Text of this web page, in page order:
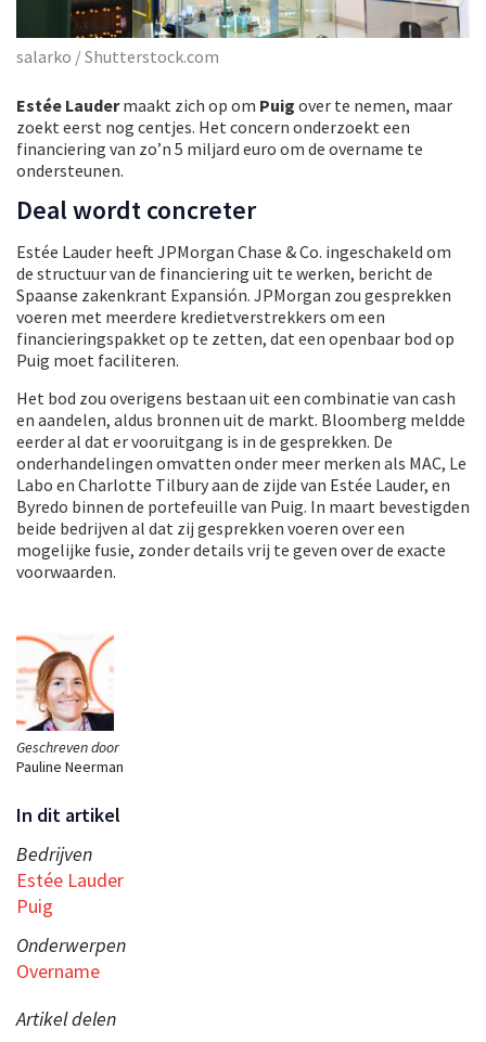
Geschreven door
Pauline Neerman
In dit artikel
Bedrijven
Estée Lauder
Puig
Onderwerpen
Overname
Artikel delen
salarko / Shutterstock.com
Estée Laudermaakt zich op om Puig over te nemen, maar
zoekt eerst nog centjes. Het concern onderzoekt een
financiering van zo’n 5 miljard euro om de overname te
ondersteunen.
Deal wordt concreter
Estée Lauder heeft JPMorgan Chase & Co. ingeschakeld om
de structuur van de financiering uit te werken, bericht de
Spaanse zakenkrant Expansión. JPMorgan zou gesprekken
voeren met meerdere kredietverstrekkers om een
financieringspakket op te zetten, dat een openbaar bod op
Puig moet faciliteren.
Het bod zou overigens bestaan uit een combinatie van cash
en aandelen, aldus bronnen uit de markt. Bloomberg meldde
eerder al dat er vooruitgang is in de gesprekken. De
onderhandelingen omvatten onder meer merken als MAC, Le
Labo en Charlotte Tilbury aan de zijde van Estée Lauder, en
Byredo binnen de portefeuille van Puig. In maart bevestigden
beide bedrijven al dat zij gesprekken voeren over een
mogelijke fusie, zonder details vrij te geven over de exacte
voorwaarden.